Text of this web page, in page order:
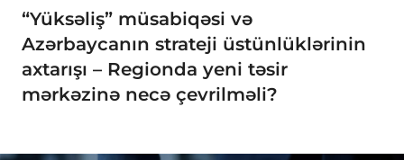
“Yüksəliş” müsabiqəsi və
Azərbaycanın strateji üstünlüklərinin
axtarışı – Regionda yeni təsir
mərkəzinə necə çevrilməli?